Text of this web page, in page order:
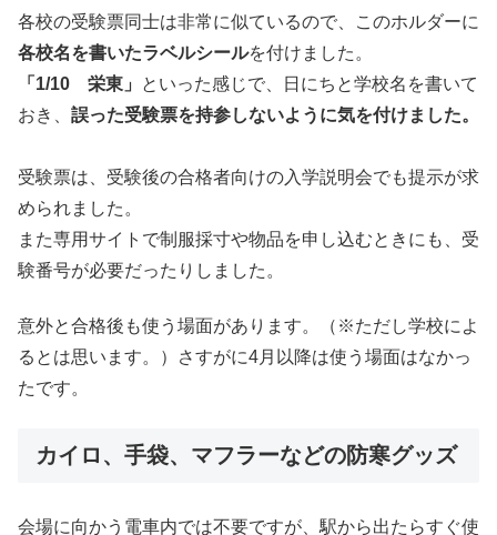
各校の受験票同士は非常に似ているので、このホルダーに
各校名を書いたラベルシールを付けました。
「1/10 栄東」
といった感じで、日にちと学校名を書いて
おき、 誤った受験票を持参しないように気を付けました。
受験票は、受験後の合格者向けの入学説明会でも提示が求
められました。
また専用サイトで制服採寸や物品を申し込むときにも、受
験番号が必要だったりしました。
意外と合格後も使う場面があります。（※ただし学校によ
るとは思います。）さすがに4月以降は使う場面はなかっ
たです。
カイロ、手袋、マフラーなどの防寒グッズ
会場に向かう電車内では不要ですが、駅から出たらすぐ使